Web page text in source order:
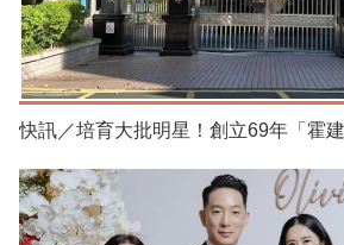
快訊／培育大批明星！創立69年「霍